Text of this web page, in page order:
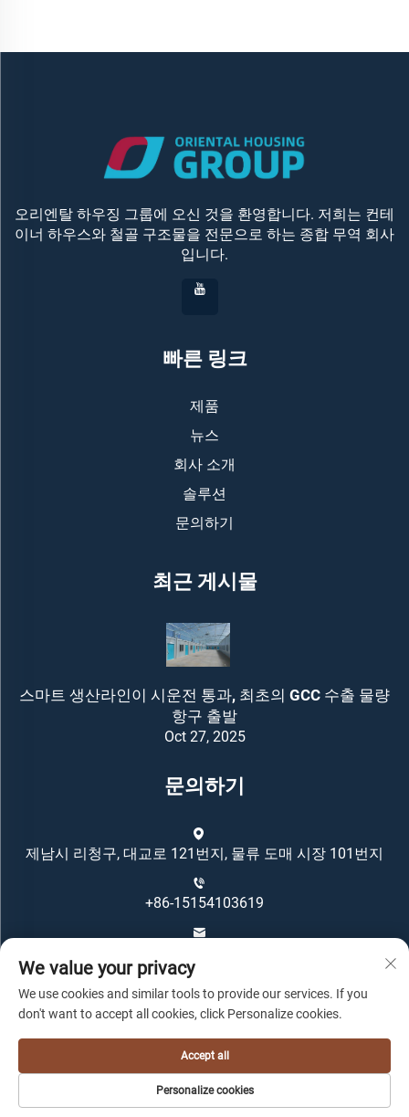
오리엔탈 하우징 그룹에 오신 것을 환영합니다. 저희는 컨테
이너 하우스와 철골 구조물을 전문으로 하는 종합 무역 회사
입니다.
빠른 링크
제품
뉴스
회사 소개
솔루션
문의하기
최근 게시물
스마트 생산라인이 시운전 통과, 최초의 GCC 수출 물량
항구 출발
Oct 27, 2025
문의하기
제남시 리청구, 대교로 121번지, 물류 도매 시장 101번지
+86-15154103619
저작권 © Oriental Housing Group 모든 권리 보유 -개인정
보 처리방침-블로그
We value your privacy
We use cookies and similar tools to provide our services. If you
don't want to accept all cookies, click Personalize cookies.
Personalize cookies
Accept all